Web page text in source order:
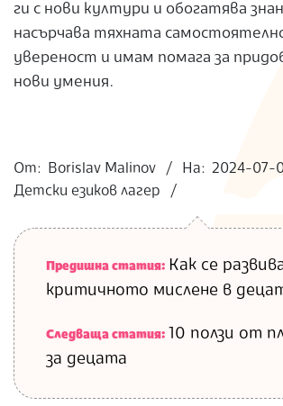
ги с нови култури и обогатява
насърчава тяхната
увереност и имам помага за
нови умения.
07-
08
От: Borislav Malinov На: 2024-07-
Детски езиков лагер
Предишна статия: Как се
критичното мислене в
Следваща статия: 10 ползи от
за децата